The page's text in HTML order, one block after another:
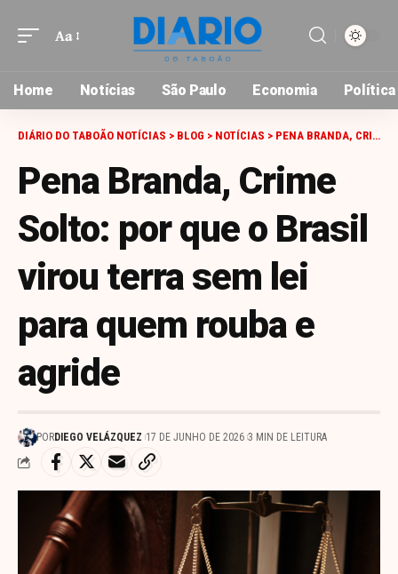
Font
Aa
Home Notícias São Paulo Economia Política
DIÁRIO DO TABOÃO NOTÍCIAS > BLOG > NOTÍCIAS > PENA BRANDA, CRIME SOLTO: POR QUE O BRASIL VIROU TERRA SEM LEI PARA QUEM ROUBA E AGRIDE
Pena Branda, Crime
Solto: por que o Brasil
virou terra sem lei
para quem rouba e
agride
PORDIEGO VELÁZQUEZ 17 DE JUNHO DE 2026 3 MIN DE LEITURA